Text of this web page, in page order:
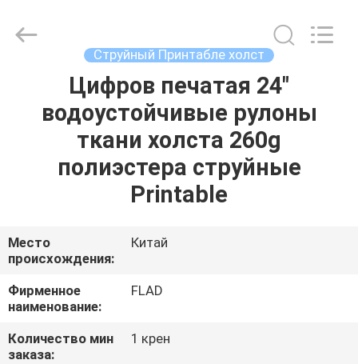
ДОМОЙ
ПРОДУКТЫ
ЭКСКУРСИЯ
ПО
ЗАВОДУ
Material
Co.,Ltd.
Струйный Принтабле холст
Цифров печатая 24"
водоустойчивые рулоны
ткани холста 260g
полиэстера струйные
Printable
Место
происхождения:
Китай
Фирменное
наименование:
FLAD
Количество мин
заказа:
1 крен